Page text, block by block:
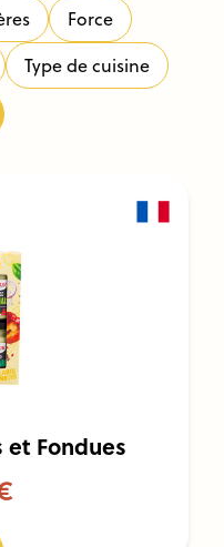
Force
Type de cuisine
Fondues